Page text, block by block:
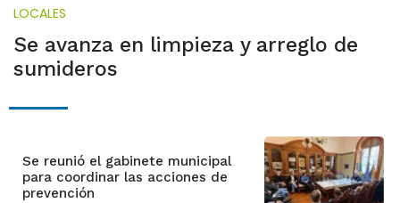
LOCALES
Se avanza en limpieza y arreglo de
sumideros
Se reunió el gabinete municipal
para coordinar las acciones de
prevención